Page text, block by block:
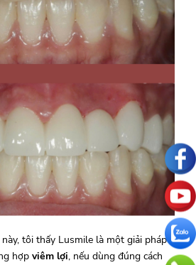
tôi thấy Lusmile là một giải pháp
hợp viêm lợi, nếu dùng đúng cách